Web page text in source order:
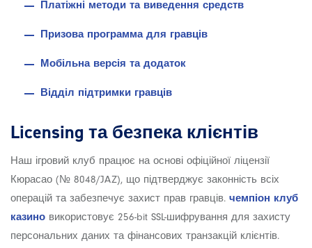
Платіжні методи та виведення средств
Призова программа для гравців
Мобільна версія та додаток
Відділ підтримки гравців
Licensing та безпека клієнтів
Наш ігровий клуб працює на основі офіційної ліцензії
Кюрасао (№ 8048/JAZ), що підтверджує законність всіх
операцій та забезпечує захист прав гравців. чемпіон клуб
казино використовує 256-bit SSL-шифрування для захисту
персональних даних та фінансових транзакцій клієнтів.